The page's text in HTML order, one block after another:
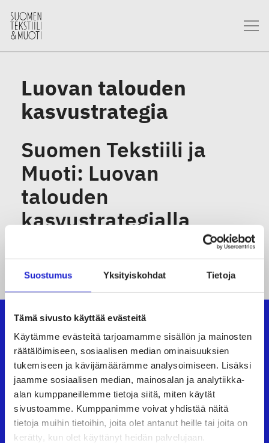
Suostumus Yksityiskohdat Tietoja
Tämä sivusto käyttää evästeitä
Käytämme evästeitä tarjoamamme sisällön ja mainosten
räätälöimiseen, sosiaalisen median ominaisuuksien
tukemiseen ja kävijämäärämme analysoimiseen. Lisäksi
jaamme sosiaalisen median, mainosalan ja analytiikka-
alan kumppaneillemme tietoja siitä, miten käytät
sivustoamme. Kumppanimme voivat yhdistää näitä
tietoja muihin tietoihin, joita olet antanut heille tai joita on
kerätty, kun olet käyttänyt heidän palvelujaan.
Luovan talouden
kasvustrategia
Suomen Tekstiili ja
Muoti: Luovan
talouden
kasvustrategialla
riittävillä resursseilla
Suomen Tekstiili & Muoti ry
Suomen Tekstiili & Muoti ry on tekstiili-, vaate- ja
muotialan yritysten etujärjestö, joka tarjoaa
asiantuntijapalveluita, koulutusta ja tapahtumia.
Neuvottelemme työehtosopimukset, joita